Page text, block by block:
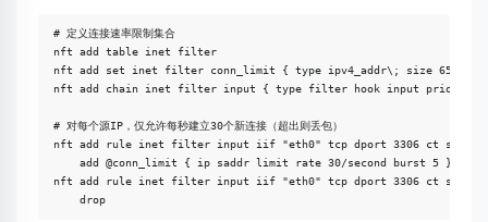
# 定义连接速率限制集合
nft add table inet filter
nft add set inet filter conn_limit { type ipv4_addr\; size
nft add chain inet filter input { type filter hook input priority
# 对每个源IP，仅允许每秒建立30个新连接（超出则丢包）
nft add rule inet filter input iif "eth0" tcp dport 3306 ct state
add @conn_limit { ip saddr limit rate 30/second burst 5 }
nft add rule inet filter input iif "eth0" tcp dport 3306 ct state
    drop